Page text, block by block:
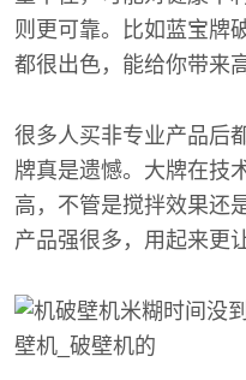
则更可靠。比如蓝宝牌
都很出色，能给你带来
很多人买非专业产品后
牌真是遗憾。大牌在技
高，不管是搅拌效果还
产品强很多，用起来更